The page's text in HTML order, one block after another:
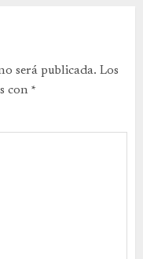
será publicada. Los
con *